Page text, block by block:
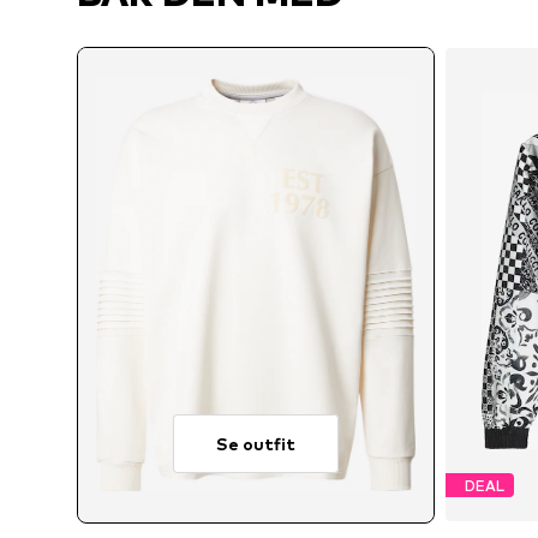
Se outfit
DEAL